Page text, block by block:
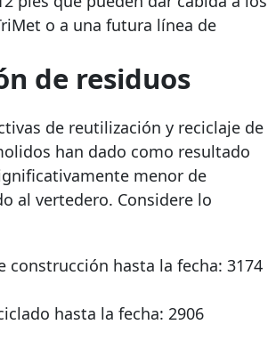
o a una futura línea de
de residuos
de reutilización y reciclaje de
han dado como resultado
menor de
al vertedero. Considere lo
construcción hasta la fecha: 3174
hasta la fecha: 2906